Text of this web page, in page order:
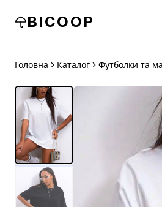
BICOOP
Головна Каталог Футболки та